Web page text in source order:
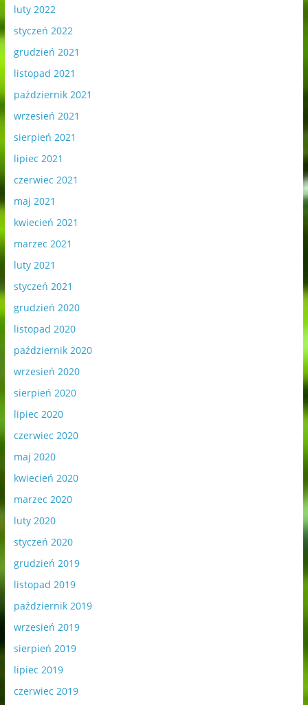
luty 2022
styczeń 2022
grudzień 2021
listopad 2021
październik 2021
wrzesień 2021
sierpień 2021
lipiec 2021
czerwiec 2021
maj 2021
kwiecień 2021
marzec 2021
luty 2021
styczeń 2021
grudzień 2020
listopad 2020
październik 2020
wrzesień 2020
sierpień 2020
lipiec 2020
czerwiec 2020
maj 2020
kwiecień 2020
marzec 2020
luty 2020
styczeń 2020
grudzień 2019
listopad 2019
październik 2019
wrzesień 2019
sierpień 2019
lipiec 2019
czerwiec 2019